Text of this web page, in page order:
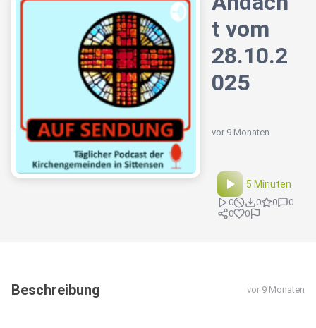
t vom
28.10.2
025
vor 9 Monaten
5 Minuten
0 0 0
0
0
0
Beschreibung vor 9 Monaten